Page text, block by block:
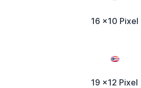
16 x10 Pixel
19 x12 Pixel